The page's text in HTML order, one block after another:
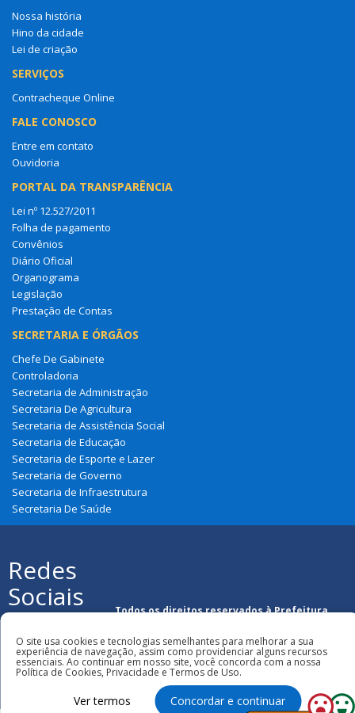
Nossa história
Hino da cidade
Lei de criação
SERVIÇOS
Contracheque Online
FALE CONOSCO
Entre em contato
Ouvidoria
PORTAL DA TRANSPARÊNCIA
Lei nº 12.527/2011
Folha de pagamento
Convênios
Diário Oficial
Organograma
Legislação
Prestação de Contas
SECRETARIA E ÓRGÃOS
Chefe De Gabinete
Controladoria
Secretaria de Administração
Secretaria De Agricultura
Secretaria de Assistência Social
Secretaria de Educação
Secretaria de Esporte e Lazer
Secretaria de Governo
Secretaria de Infraestrutura
Secretaria De Saúde
Redes
Sociais
Todos os direitos reservados à Prefeitura
O site usa cookies e tecnologias semelhantes para melhorar a sua
experiência de navegação, assim como providenciar alguns recursos
essenciais. Ao continuar em nosso site, você concorda com a nossa
Política de Cookies, Privacidade e Termos de Uso.
Ver termos Concordar e continuar